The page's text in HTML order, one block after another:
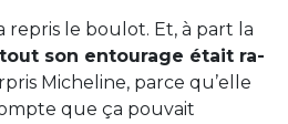
repris le boulot. Et, à part la
tout son entourage était ra-
Micheline, parce qu’elle
que ça pouvait